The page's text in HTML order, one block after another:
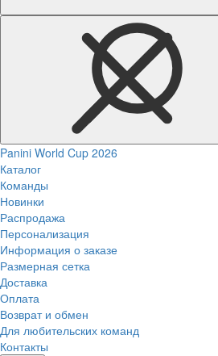
Panini World Cup 2026
Каталог
Команды
Новинки
Распродажа
Персонализация
Информация о заказе
Размерная сетка
Доставка
Оплата
Возврат и обмен
Для любительских команд
Контакты